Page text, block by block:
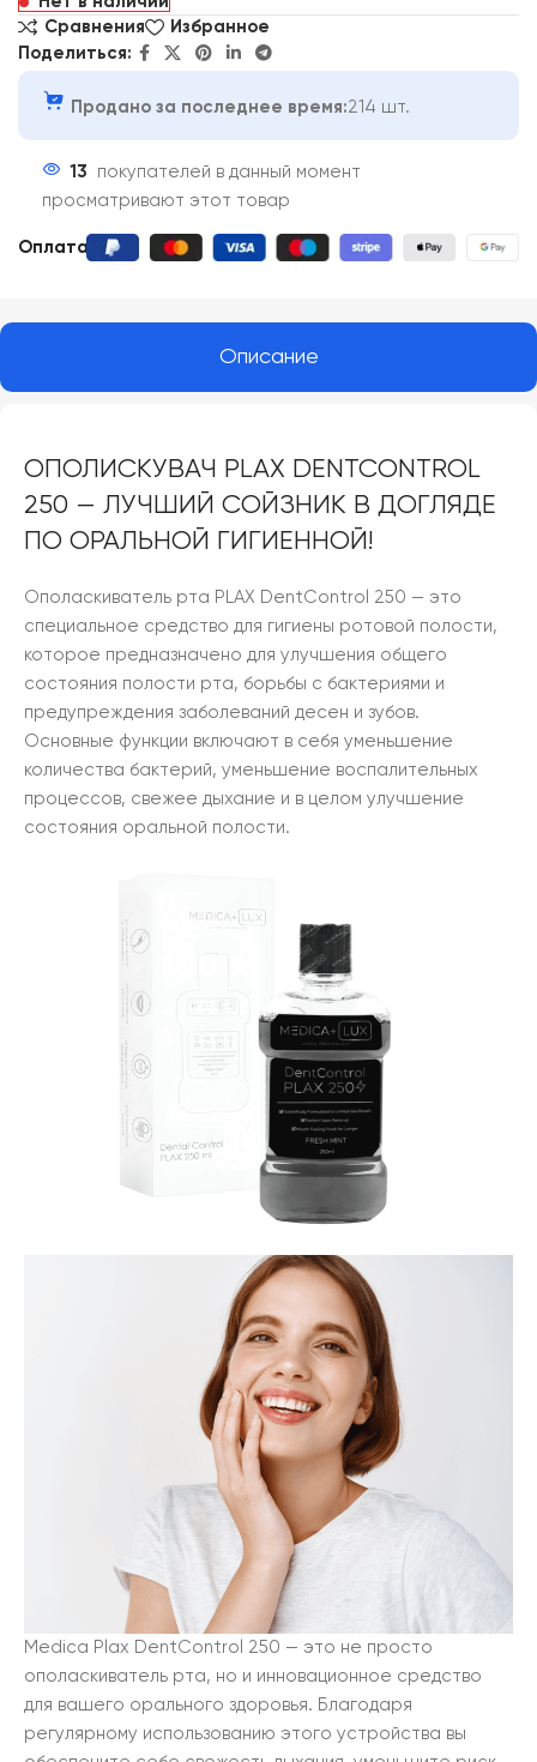
Сравнения
Избранное
Поделиться:
Продано за последнее время:214 шт.
13
покупателей в данный момент
просматривают этот товар
Оплата:
Описание
ОПОЛИСКУВАЧ PLAX DENTCONTROL
250 — ЛУЧШИЙ СОЙЗНИК В ДОГЛЯДЕ
ПО ОРАЛЬНОЙ ГИГИЕННОЙ!
Ополаскиватель рта PLAX DentControl 250 — это
специальное средство для гигиены ротовой полости,
которое предназначено для улучшения общего
состояния полости рта, борьбы с бактериями и
предупреждения заболеваний десен и зубов.
Основные функции включают в себя уменьшение
количества бактерий, уменьшение воспалительных
процессов, свежее дыхание и в целом улучшение
состояния оральной полости.
Medica Plax DentControl 250 — это не просто
ополаскиватель рта, но и инновационное средство
для вашего орального здоровья. Благодаря
регулярному использованию этого устройства вы